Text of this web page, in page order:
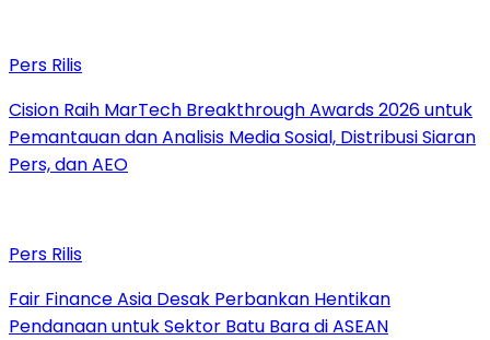
Pers Rilis
Cision Raih MarTech Breakthrough Awards 2026 untuk
Pemantauan dan Analisis Media Sosial, Distribusi Siaran
Pers, dan AEO
Pers Rilis
Fair Finance Asia Desak Perbankan Hentikan
Pendanaan untuk Sektor Batu Bara di ASEAN